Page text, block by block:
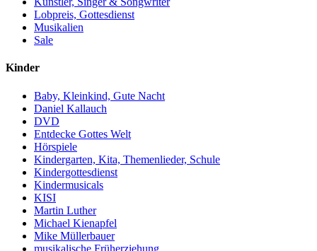
Lobpreis, Gottesdienst
Musikalien
Sale
Kinder
Baby, Kleinkind, Gute Nacht
Daniel Kallauch
DVD
Entdecke Gottes Welt
Hörspiele
Kindergarten, Kita, Themenlieder, Schule
Kindergottesdienst
Kindermusicals
KISI
Martin Luther
Michael Kienapfel
Mike Müllerbauer
musikalische Früherziehung